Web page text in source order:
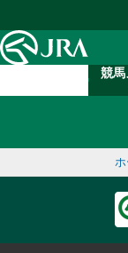
競馬